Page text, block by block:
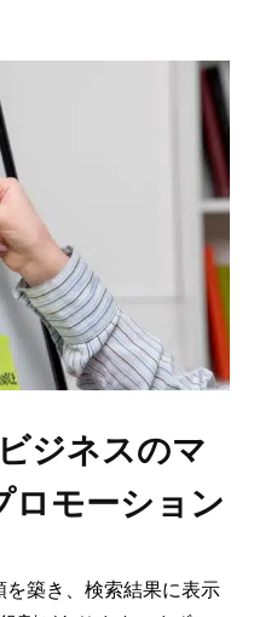
ジネスのマ
ロモーション
築き、検索結果に表示